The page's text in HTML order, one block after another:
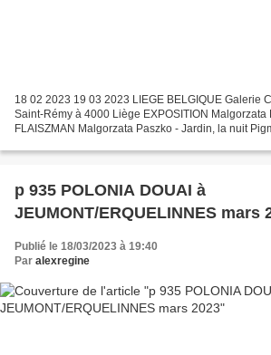
18 02 2023 19 03 2023 LIEGE BELGIQUE Galerie
Saint-Rémy à 4000 Liège EXPOSITION Malgorzata
FLAISZMAN Malgorzata Paszko - Jardin, la nuit
p 935 POLONIA DOUAI à
JEUMONT/ERQUELINNES mars
Publié le 18/03/2023 à 19:40
Par alexregine